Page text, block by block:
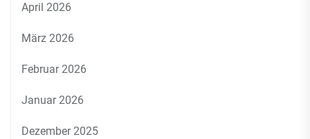
April 2026
März 2026
Februar 2026
Januar 2026
Dezember 2025